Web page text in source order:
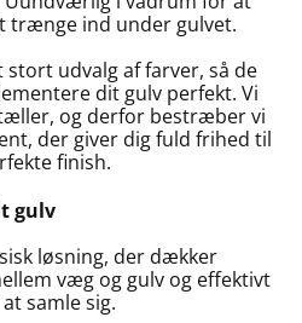
trænge ind under gulvet.
udvalg af farver, så de
dit gulv perfekt. Vi
og derfor bestræber vi
der giver dig fuld frihed til
finish.
gulv
løsning, der dækker
væg og gulv og effektivt
samle sig.